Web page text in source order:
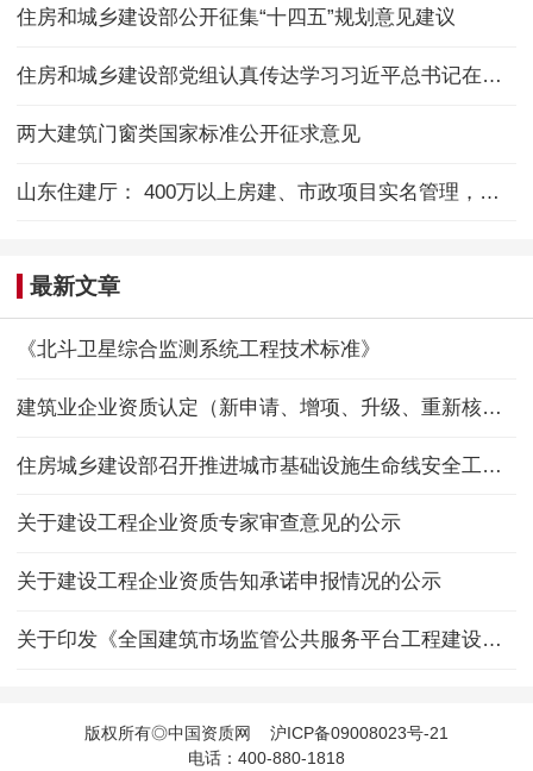
住房和城乡建设部公开征集“十四五”规划意见建议
住房和城乡建设部党组认真传达学习习近平总书记在党的十九届五中全会上的重要讲话和全会精神
两大建筑门窗类国家标准公开征求意见
山东住建厅： 400万以上房建、市政项目实名管理，人员考勤率需达90%
最新文章
《北斗卫星综合监测系统工程技术标准》
建筑业企业资质认定（新申请、增项、升级、重新核定）
住房城乡建设部召开推进城市基础设施生命线安全工程现场会
关于建设工程企业资质专家审查意见的公示
关于建设工程企业资质告知承诺申报情况的公示
关于印发《全国建筑市场监管公共服务平台工程建设项目招标代理机构信息数据标准》的通知
版权所有◎中国资质网 沪ICP备09008023号-21
电话：400-880-1818